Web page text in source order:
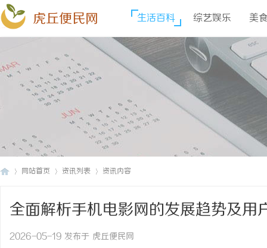
虎丘便民网 生活百科 综艺娱乐 美
网站首页 资讯列表 资讯内容
全面解析手机电影网的发展趋势及用
2026-05-19 发布于 虎丘便民网